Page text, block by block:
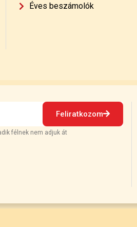
Éves beszámolók
Feliratkozom
félnek nem adjuk át